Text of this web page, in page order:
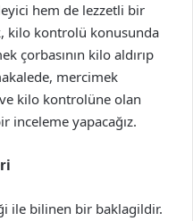
hem de lezzetli bir
kilo kontrolü konusunda
çorbasının kilo aldırıp
mercimek
kilo kontrolüne olan
inceleme yapacağız.
ile bilinen bir baklagildir.